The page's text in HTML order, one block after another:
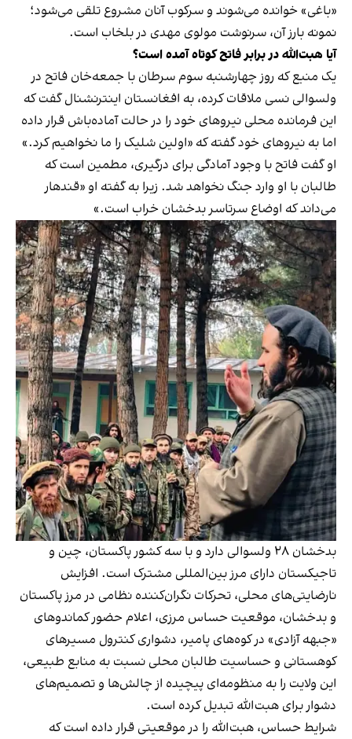
«باغی» خوانده می‌شوند و سرکوب آنان مشروع تلقی می‌شود؛
نمونه بارز آن، سرنوشت مولوی مهدی در بلخاب است.
آیا هبت‌الله در برابر فاتح کوتاه آمده است؟
یک منبع که روز چهارشنبه سوم سرطان با جمعه‌خان فاتح در
ولسوالی نسی ملاقات کرده، به افغانستان اینترنشنال گفت که
این فرمانده محلی نیروهای خود را در حالت آماده‌باش قرار داده
اما به نیروهای خود گفته که «اولین شلیک را ما نخواهیم کرد.»
او گفت فاتح با وجود آمادگی برای درگیری، مطمین است که
طالبان با او وارد جنگ نخواهد شد. زیرا به گفته او «قندهار
می‌داند که اوضاع سرتاسر بدخشان خراب است.»
بدخشان ۲۸ ولسوالی دارد و با سه کشور پاکستان، چین و
تاجیکستان دارای مرز بین‌المللی مشترک است. افزایش
نارضایتی‌های محلی، تحرکات نگران‌کننده نظامی در مرز پاکستان
و بدخشان، موقعیت حساس مرزی، اعلام حضور کماندوهای
«جبهه آزادی» در کوه‌های پامیر، دشواری کنترول مسیرهای
کوهستانی و حساسیت طالبان محلی نسبت به منابع طبیعی،
این ولایت را به منظومه‌ای پیچیده از چالش‌ها و تصمیم‌های
دشوار برای هبت‌الله تبدیل کرده است.
شرایط حساس، هبت‌الله را در موقعیتی قرار داده است که